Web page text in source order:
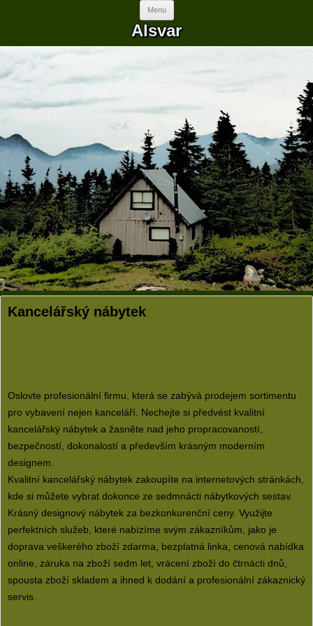
Menu Skip to content
Alsvar
Kancelářský nábytek
Oslovte profesionální firmu, která se zabývá prodejem sortimentu
pro vybavení nejen kanceláří. Nechejte si předvést kvalitní
kancelářský nábytek a žasněte nad jeho propracovaností,
bezpečností, dokonalostí a především krásným moderním
designem.
Kvalitní kancelářský nábytek zakoupíte na internetových stránkách,
kde si můžete vybrat dokonce ze sedmnácti nábytkových sestav.
Krásný designový nábytek za bezkonkurenční ceny. Využijte
perfektních služeb, které nabízíme svým zákazníkům, jako je
doprava veškerého zboží zdarma, bezplatná linka, cenová nabídka
online, záruka na zboží sedm let, vrácení zboží do čtrnácti dnů,
spousta zboží skladem a ihned k dodání a profesionální zákaznický
servis.